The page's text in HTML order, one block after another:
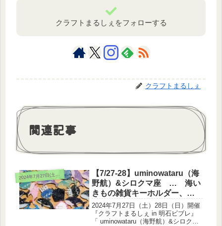
クラフトまるしぇをフォローする
クラフトまるしぇ
関連記事
2024年7月27日(土)28日(日)
【7/27-28】uminowataru（海
野航）&シロクマ座 … 海い
きもの雑貨キーホルダー、ア
クセサリー等
2024年7月27日（土）28日（日）開催
『クラフトまるしぇ in 明石ビブレ』
「 uminowataru（海野航）&シロクマ